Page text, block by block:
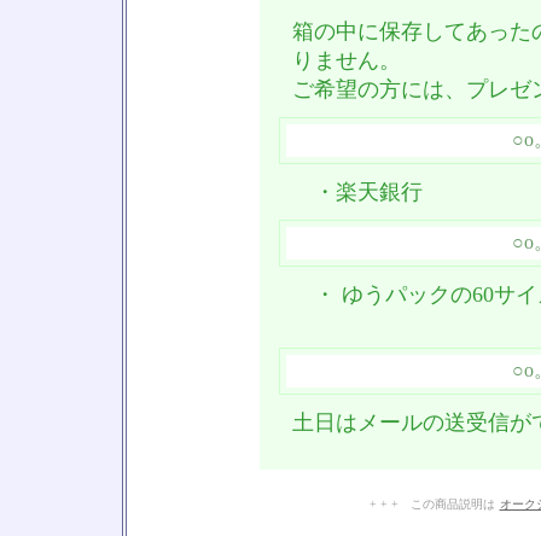
箱の中に保存してあった
りません。
ご希望の方には、プレ
○o
・楽天銀行
○o
・ ゆうパックの60サ
○o
土日はメールの送受信が
+ + + この商品説明は オーク